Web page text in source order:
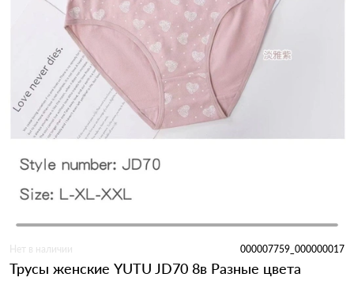
Нет в наличии 000007759_000000017
Трусы женские YUTU JD70 8в Разные цвета